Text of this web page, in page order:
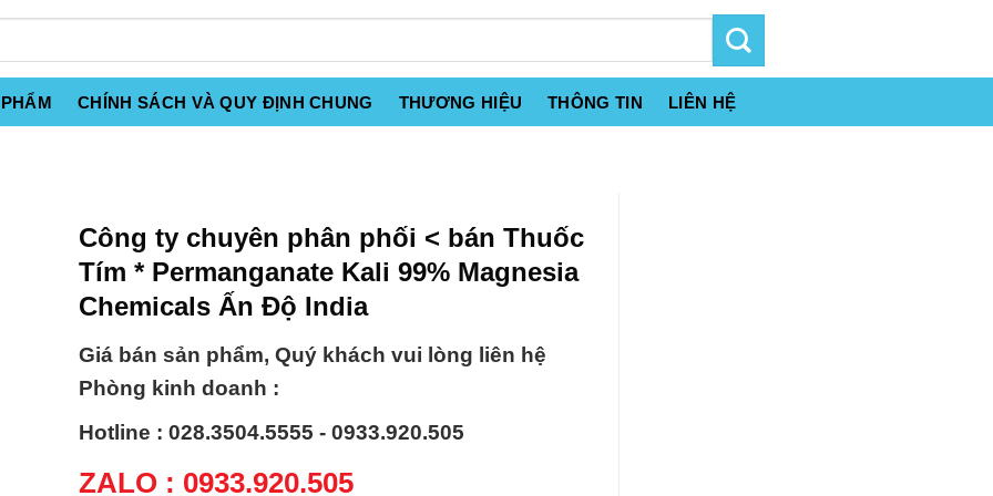
CHÍNH SÁCH VÀ QUY ĐỊNH CHUNG THƯƠNG HIỆU THÔNG TIN LIÊN HỆ
Công ty chuyên phân phối < bán Thuốc
Tím * Permanganate Kali 99% Magnesia
Chemicals Ấn Độ India
Giá bán sản phẩm, Quý khách vui lòng liên hệ
Phòng kinh doanh :
Hotline : 028.3504.5555 - 0933.920.505
ZALO : 0933.920.505